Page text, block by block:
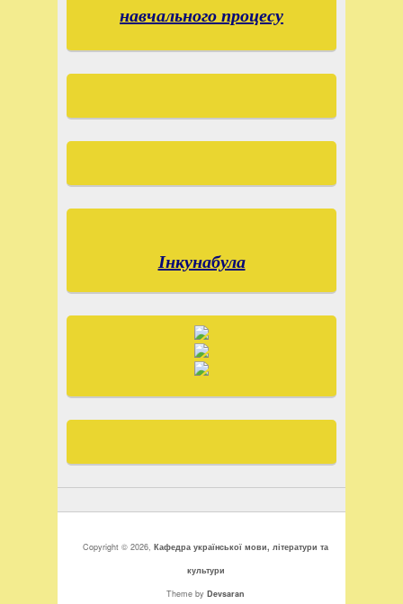
навчального процесу
Інкунабула
Copyright © 2026,Кафедра української мови, літератури та
культури
Theme byDevsaran